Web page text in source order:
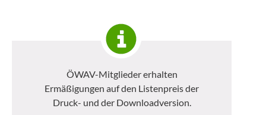
ÖWAV-Mitglieder erhalten
Ermäßigungen auf den Listenpreis der
Druck- und der Downloadversion.